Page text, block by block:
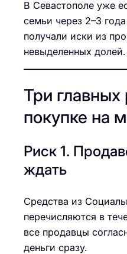
В Севастополе уже
семьи через 2–3
получали иски из
невыделенных долей.
Три главных
покупке на
Риск 1.
ждать
Средства из
перечисляются в
все продавцы
деньги сразу.